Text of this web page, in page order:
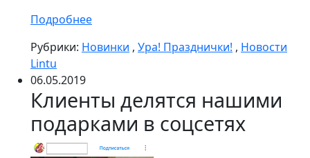
Подробнее
Рубрики: Новинки , Ура! Празднички! , Новости
Lintu
06.05.2019
Клиенты делятся нашими
подарками в соцсетях